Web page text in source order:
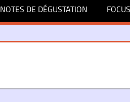
NOTES DE DÉGUSTATION FOCUS